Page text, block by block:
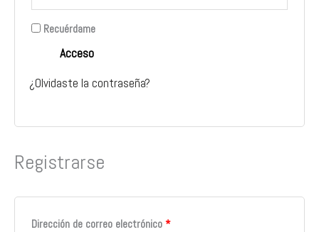
Recuérdame
Acceso
¿Olvidaste la contraseña?
Registrarse
Dirección de correo electrónico *